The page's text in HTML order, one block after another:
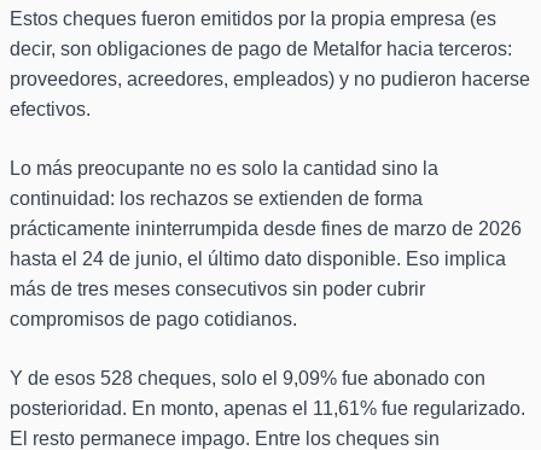
Estos cheques fueron emitidos por la propia empresa (es
decir, son obligaciones de pago de Metalfor hacia terceros:
proveedores, acreedores, empleados) y no pudieron hacerse
efectivos.
Lo más preocupante no es solo la cantidad sino la
continuidad: los rechazos se extienden de forma
prácticamente ininterrumpida desde fines de marzo de 2026
hasta el 24 de junio, el último dato disponible. Eso implica
más de tres meses consecutivos sin poder cubrir
compromisos de pago cotidianos.
Y de esos 528 cheques, solo el 9,09% fue abonado con
posterioridad. En monto, apenas el 11,61% fue regularizado.
El resto permanece impago. Entre los cheques sin